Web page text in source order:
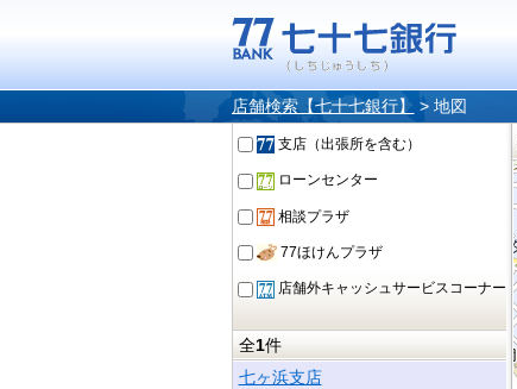
店舗検索【七十七銀行】 > 地図
支店（出張所を含む）
ローンセンター
相談プラザ
77ほけんプラザ
店舗外キャッシュサービスコーナー
全1件
七ヶ浜支店